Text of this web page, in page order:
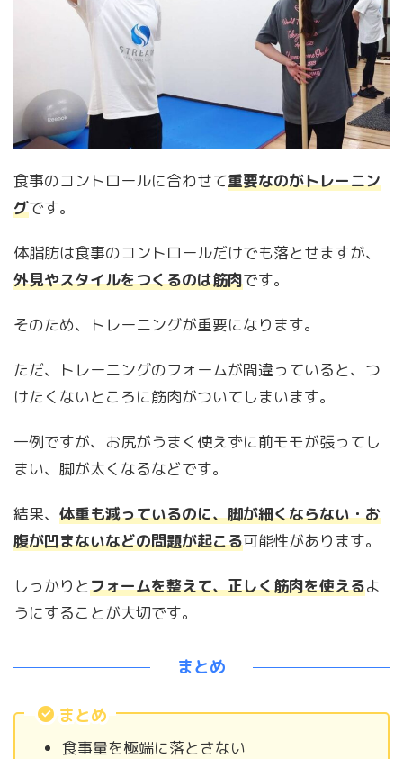
食事のコントロールに合わせて重要なのがトレーニン
グです。
体脂肪は食事のコントロールだけでも落とせますが、
外見やスタイルをつくるのは筋肉です。
そのため、トレーニングが重要になります。
ただ、トレーニングのフォームが間違っていると、つ
けたくないところに筋肉がついてしまいます。
一例ですが、お尻がうまく使えずに前モモが張ってし
まい、脚が太くなるなどです。
結果、 体重も減っているのに、脚が細くならない・お
腹が凹まないなどの問題が起こる可能性があります。
しっかりとフォームを整えて、正しく筋肉を使えるよ
うにすることが大切です。
まとめ
まとめ
食事量を極端に落とさない